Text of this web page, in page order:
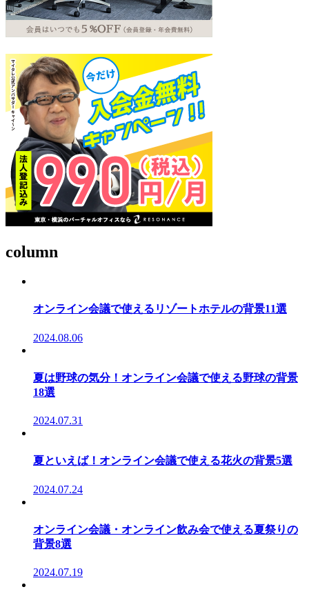
column
オンライン会議で使えるリゾートホテルの背景11選
2024.08.06
夏は野球の気分！オンライン会議で使える野球の背景
18選
2024.07.31
夏といえば！オンライン会議で使える花火の背景5選
2024.07.24
オンライン会議・オンライン飲み会で使える夏祭りの
背景8選
2024.07.19